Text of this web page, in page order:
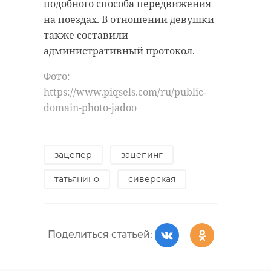
подобного способа передвижения
на поездах. В отношении девушки
также составили
административный протокол.
Фото:
https://www.piqsels.com/ru/public-
domain-photo-jadoo
зацепер зацепинг
татьянино сиверская
Поделиться статьей:
Школьница получила различные
травмы и была
госпитализирована в тяжелом
состоянии. По факту ДТП
проводится проверка. Все
обстоятельства аварии
устанавливаются.
дтп мапп светогорск
сбили велосипедиста
Фото:
https://www.piqsels.com/ru/public-
domain-photo-onwbp
погода
погода в ленобласти